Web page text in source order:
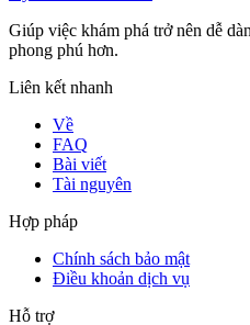
Giúp việc khám phá trở nên dễ
phong phú hơn.
Liên kết nhanh
Về
FAQ
Bài viết
Tài nguyên
Hợp pháp
Chính sách bảo mật
Điều khoản dịch vụ
Hỗ trợ